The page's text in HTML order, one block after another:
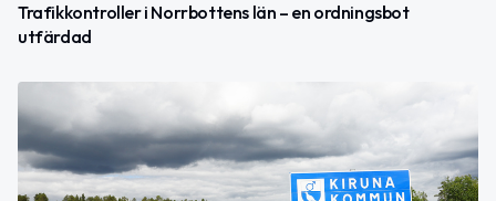
Trafikkontroller i Norrbottens län – en ordningsbot
utfärdad